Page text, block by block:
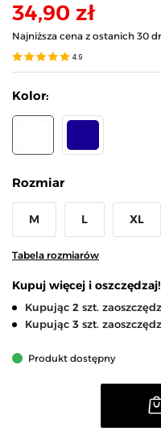
34,90 zł
Najniższa cena z ostanich 30
4.9
Kolor:
Rozmiar
M L XL
Tabela rozmiarów
Kupuj więcej i oszczędzaj!
Kupując 2 szt.
Kupując 3 szt.
Produkt dostępny